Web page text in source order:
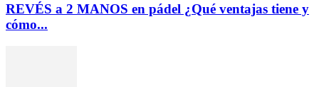
REVÉS a 2 MANOS en pádel ¿Qué ventajas tiene y
cómo...